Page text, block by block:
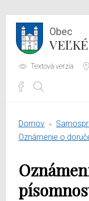
Obec
Textová verzia
Samospráva
O obci
Domov
Oznámenie o